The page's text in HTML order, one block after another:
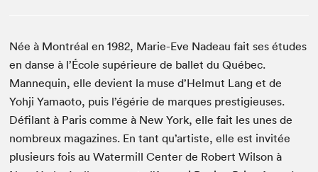
Née à Montréal en 1982, Marie-Eve Nadeau fait ses études
en danse à l’École supérieure de ballet du Québec.
Mannequin, elle devient la muse d’Helmut Lang et de
Yohji Yamaoto, puis l’égérie de marques prestigieuses.
Défilant à Paris comme à New York, elle fait les unes de
nombreux magazines. En tant qu’artiste, elle est invitée
plusieurs fois au Watermill Center de Robert Wilson à